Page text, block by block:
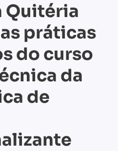
Quitéria
práticas
do curso
da
de